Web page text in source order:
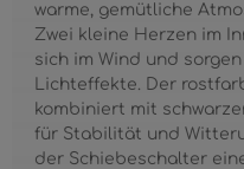
warme, gemütliche
Zwei kleine Herzen im
sich im Wind und
Lichteffekte. Der
kombiniert mit
für Stabilität und
der Schiebeschalter